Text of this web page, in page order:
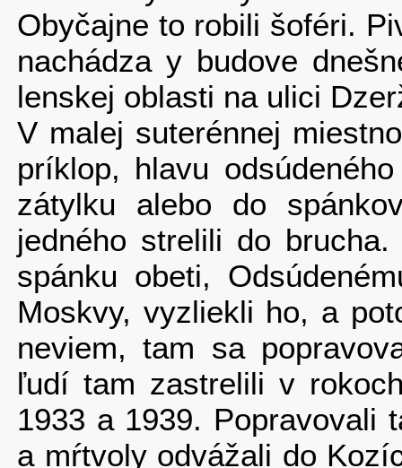
Obyčajne to robili šofé­ri.
nachádza y budove
lenskej oblasti na ulici
V malej suterénnej
príklop, hlavu
zátylku alebo do
jedného strelili do
spánku obeti,
Moskvy, vyzliekli ho, a
neviem, tam sa
ľudí tam zastrelili v
1933 a 1939. Popravovali
a mŕt­voly odvážali do